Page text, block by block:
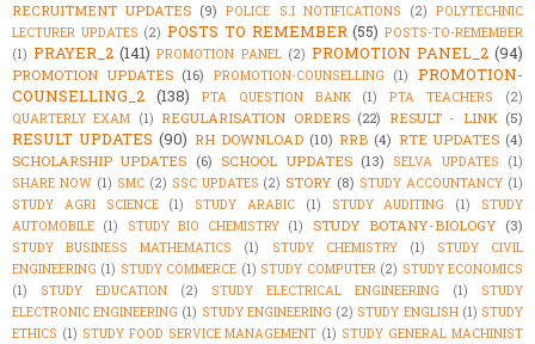
RECRUITMENT UPDATES (9) POLICE S.I NOTIFICATIONS (2) POLYTECHNIC
LECTURER UPDATES (2) POSTS TO REMEMBER (55) POSTS-TO-REMEMBER
(1) PRAYER_2 (141) PROMOTION PANEL (2) PROMOTION PANEL_2 (94)
PROMOTION UPDATES (16) PROMOTION-COUNSELLING (1)
PROMOTION-
COUNSELLING_2 (138) PTA QUESTION BANK (1) PTA TEACHERS
(2)
QUARTERLY EXAM (1) REGULARISATION ORDERS (22) RESULT - LINK (5)
RESULT UPDATES (90) RH DOWNLOAD (10) RRB (4) RTE UPDATES (4)
SCHOLARSHIP UPDATES (6) SCHOOL UPDATES (13) SELVA UPDATES
(1)
SHARE NOW (1) SMC (2) SSC UPDATES (2) STORY (8) STUDY ACCOUNTANCY (1)
STUDY AGRI SCIENCE
(1) STUDY ARABIC (1) STUDY AUDITING (1)
STUDY
AUTOMOBILE (1) STUDY BIO CHEMISTRY (1) STUDY BOTANY-BIOLOGY (3)
STUDY BUSINESS MATHEMATICS (1) STUDY CHEMISTRY (1)
STUDY CIVIL
ENGINEERING (1) STUDY COMMERCE (1) STUDY COMPUTER (2) STUDY ECONOMICS
(1)
STUDY EDUCATION (2) STUDY ELECTRICAL ENGINEERING (1)
STUDY
ELECTRONIC ENGINEERING (1) STUDY ENGINEERING (2) STUDY ENGLISH (1) STUDY
ETHICS (1) STUDY FOOD SERVICE MANAGEMENT (1) STUDY GENERAL MACHINIST